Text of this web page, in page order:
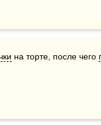
на торте, после чего